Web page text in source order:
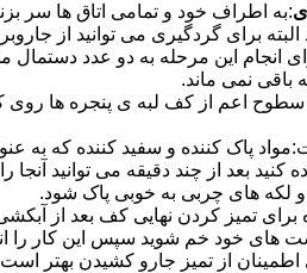
:به اطراف خود و تمامی اتاق ها سر
برای گردگیری می توانید از
انجام این مرحله به دو عدد
باقی نمی ماند.
اعم از کف لبه ی پنجره ها روی
پاک کننده و سفید کننده که به
بعد از چند دقیقه می توانید
لکه های چربی به خوبی پاک شود.
تمیز کردن نهایی کف بعد از
های خود خم شوید سپس این کار را
از تمیز جارو کشیدن بهتر است